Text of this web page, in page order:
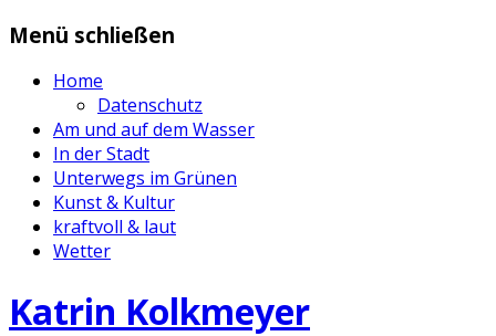
Zum
springen
Menü schließen
Home
Datenschutz
Am und auf dem Wasser
In der Stadt
Unterwegs im Grünen
Kunst & Kultur
kraftvoll & laut
Wetter
Katrin Kolkmeyer